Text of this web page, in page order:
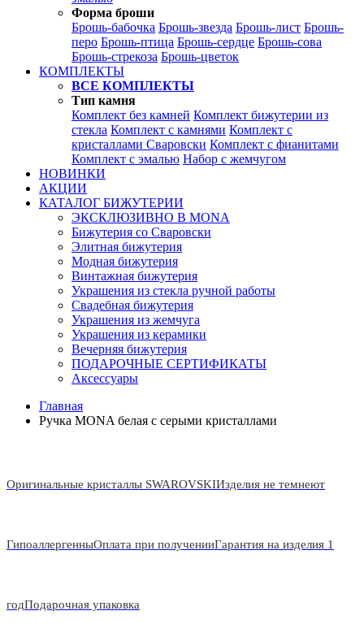
Форма броши
Брошь-бабочка Брошь-звезда Брошь-лист Брошь-
перо Брошь-птица Брошь-сердце Брошь-сова
Брошь-стрекоза Брошь-цветок
КОМПЛЕКТЫ
ВСЕ КОМПЛЕКТЫ
Тип камня
Комплект без камней Комплект бижутерии из
стекла Комплект с камнями Комплект с
кристаллами Сваровски Комплект с фианитами
Комплект с эмалью Набор с жемчугом
НОВИНКИ
АКЦИИ
КАТАЛОГ БИЖУТЕРИИ
ЭКСКЛЮЗИВНО В MONA
Бижутерия со Сваровски
Элитная бижутерия
Модная бижутерия
Винтажная бижутерия
Украшения из стекла ручной работы
Свадебная бижутерия
Украшения из жемчуга
Украшения из керамики
Вечерняя бижутерия
ПОДАРОЧНЫЕ СЕРТИФИКАТЫ
Аксессуары
Главная
Ручка MONA белая с серыми кристаллами
Оригинальные кристаллы SWAROVSKIИзделия не темнеют
ГипоаллергенныОплата при полученииГарантия на изделия 1
годПодарочная упаковка